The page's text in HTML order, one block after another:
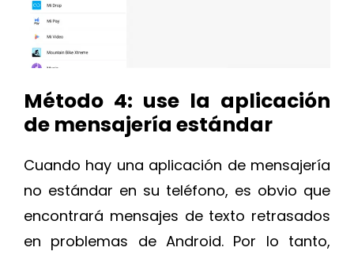
Método 4: use la aplicación
de mensajería estándar
Cuando hay una aplicación de mensajería
no estándar en su teléfono, es obvio que
encontrará mensajes de texto retrasados
en problemas de Android. Por lo tanto,